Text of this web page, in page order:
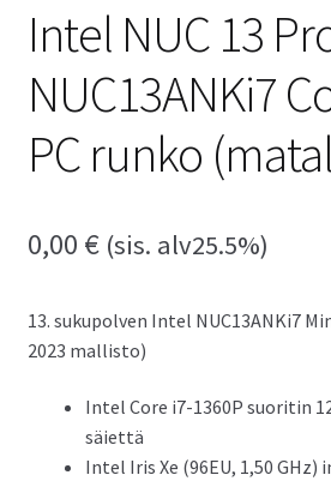
Intel NUC 13
NUC13ANKi7
PC runko
0,00 €(sis. alv25.5%)
13. sukupolven Intel NUC13ANKi7
2023 mallisto)
Intel Core i7-1360P suoritin
säiettä
Intel Iris Xe (96EU, 1,50